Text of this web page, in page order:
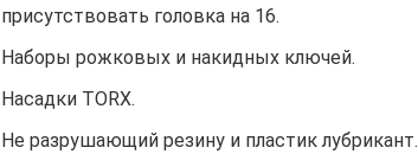
присутствовать головка на 16.
Наборы рожковых и накидных ключей.
Насадки TORX.
Не разрушающий резину и пластик лубрикант.